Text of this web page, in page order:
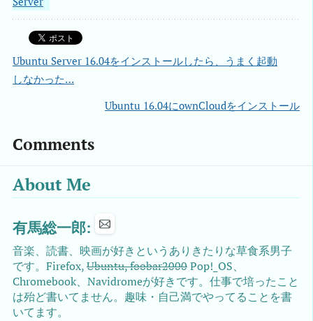
Ubuntu Server 16.04をインストールしたら、うまく起動
しなかった…
Ubuntu 16.04にownCloudをインストール
Comments
About Me
有馬総一郎:
音楽、読書、映画が好きというありきたりな草食系男子
です。Firefox,Ubuntu, foobar2000Pop!_OS、
Chromebook、Navidromeが好きです。仕事で培ったこと
は殆ど書いてません。趣味・自己満でやってることを書
いてます。